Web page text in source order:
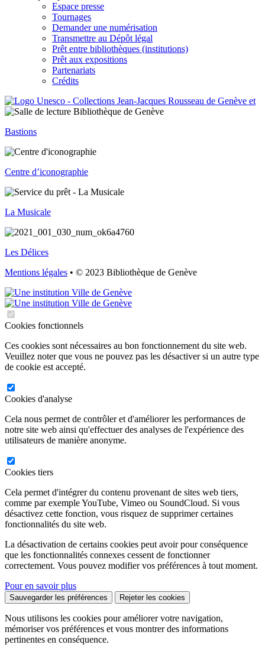
Espace presse
Tournages
Demander une numérisation
Transmettre au Dépôt légal
Prêt entre bibliothèques (institutions)
Prêt aux expositions
Partenariats
Crédits
Bastions
Centre d’iconographie
La Musicale
Les Délices
Mentions légales • © 2023 Bibliothèque de Genève
Cookies fonctionnels
Ces cookies sont nécessaires au bon fonctionnement du site web.
Veuillez noter que vous ne pouvez pas les désactiver si un autre type
de cookie est accepté.
Cookies d'analyse
Cela nous permet de contrôler et d'améliorer les performances de
notre site web ainsi qu'effectuer des analyses de l'expérience des
utilisateurs de manière anonyme.
Cookies tiers
Cela permet d'intégrer du contenu provenant de sites web tiers,
comme par exemple YouTube, Vimeo ou SoundCloud. Si vous
désactivez cette fonction, vous risquez de supprimer certaines
fonctionnalités du site web.
La désactivation de certains cookies peut avoir pour conséquence
que les fonctionnalités connexes cessent de fonctionner
correctement. Vous pouvez modifier vos préférences à tout moment.
Pour en savoir plus
Sauvegarder les préférences Rejeter les cookies
Nous utilisons les cookies pour améliorer votre navigation,
mémoriser vos préférences et vous montrer des informations
pertinentes en conséquence.